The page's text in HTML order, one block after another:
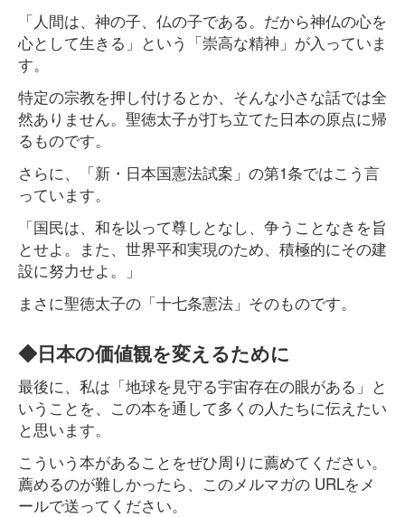
「人間は、神の子、仏の子である。だから神仏の心を
心として生きる」という「崇高な精神」が入っていま
す。
特定の宗教を押し付けるとか、そんな小さな話では全
然ありません。聖徳太子が打ち立てた日本の原点に帰
るものです。
さらに、「新・日本国憲法試案」の第1条ではこう言
っています。
「国民は、和を以って尊しとなし、争うことなきを旨
とせよ。また、世界平和実現のため、積極的にその建
設に努力せよ。」
まさに聖徳太子の「十七条憲法」そのものです。
◆日本の価値観を変えるために
最後に、私は「地球を見守る宇宙存在の眼がある」と
いうことを、この本を通して多くの人たちに伝えたい
と思います。
こういう本があることをぜひ周りに薦めてください。
薦めるのが難しかったら、このメルマガの URLをメ
ールで送ってください。